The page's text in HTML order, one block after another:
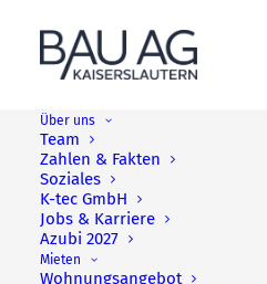
Über uns
Team
Zahlen & Fakten
Soziales
K-tec GmbH
Jobs & Karriere
Azubi 2027
Mieten
Wohnungsangebot
Einladung zum
Grübentälchen